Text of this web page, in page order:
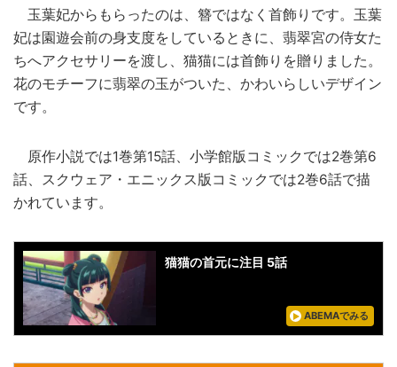
玉葉妃からもらったのは、簪ではなく首飾りです。玉葉
妃は園遊会前の身支度をしているときに、翡翠宮の侍女た
ちへアクセサリーを渡し、猫猫には首飾りを贈りました。
花のモチーフに翡翠の玉がついた、かわいらしいデザイン
です。
原作小説では1巻第15話、小学館版コミックでは2巻第6
話、スクウェア・エニックス版コミックでは2巻6話で描
かれています。
猫猫の首元に注目 5話
ABEMAでみる